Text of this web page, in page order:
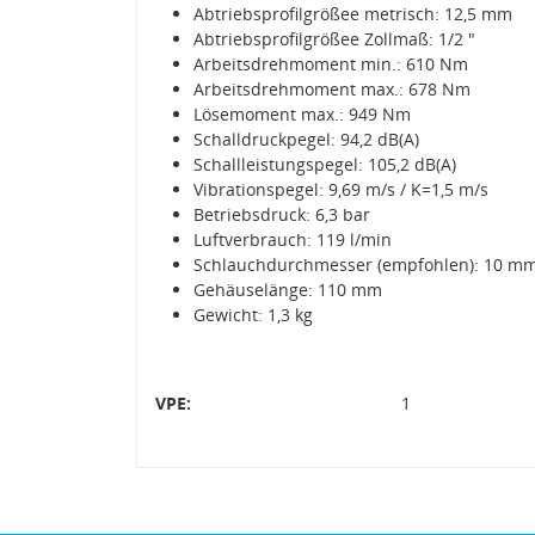
Abtriebsprofilgrößee metrisch: 12,5 mm
Abtriebsprofilgrößee Zollmaß: 1/2 "
Arbeitsdrehmoment min.: 610 Nm
Arbeitsdrehmoment max.: 678 Nm
Lösemoment max.: 949 Nm
Schalldruckpegel: 94,2 dB(A)
Schallleistungspegel: 105,2 dB(A)
Vibrationspegel: 9,69 m/s / K=1,5 m/s
Betriebsdruck: 6,3 bar
Luftverbrauch: 119 l/min
Schlauchdurchmesser (empfohlen): 10
Gehäuselänge: 110 mm
Gewicht: 1,3 kg
VPE: 1